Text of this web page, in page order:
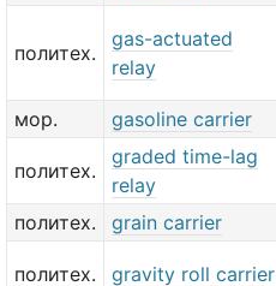
политех.
gas-actuated
relay
мор.
gasoline carrier
политех.
graded time-lag
relay
политех.
grain carrier
политех. gravity roll carrier